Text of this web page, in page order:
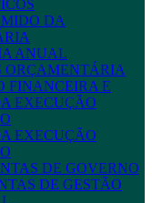
DA
ANUAL
ORÇAMENTÁRIA
FINANCEIRA E
EXECUÇÃO
EXECUÇÃO
DE GOVERNO
DE GESTÃO